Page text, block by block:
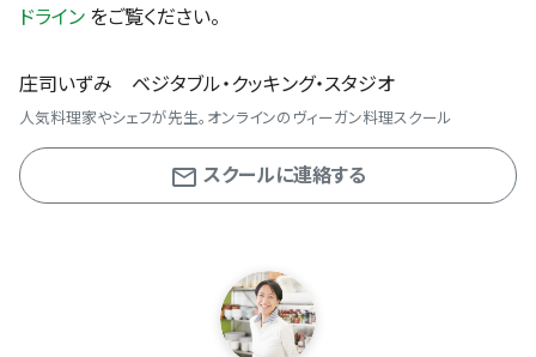
ドライン をご覧ください。
庄司いずみ ベジタブル・クッキング・スタジオ
人気料理家やシェフが先生。オンラインのヴィーガン料理スクール
スクールに連絡する